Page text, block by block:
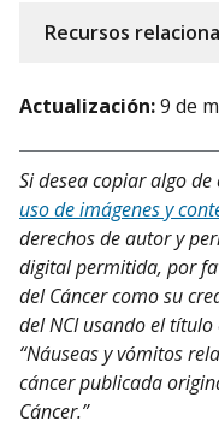
Recursos
Actualización:9 de
Si desea copiar algo de
uso de imágenes y
derechos de autor y
digital permitida, por
del Cáncer como su
del NCI usando el
“Náuseas y vómitos
cáncer publicada
Cáncer.”